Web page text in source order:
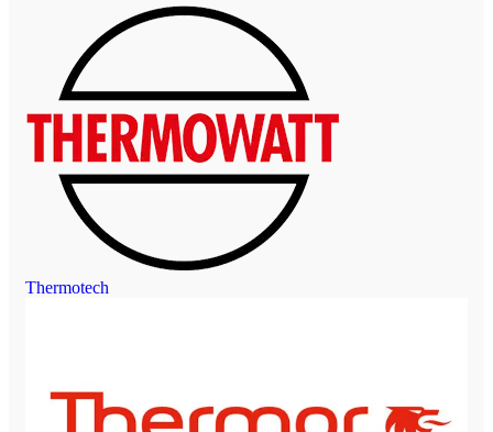
Thermotech